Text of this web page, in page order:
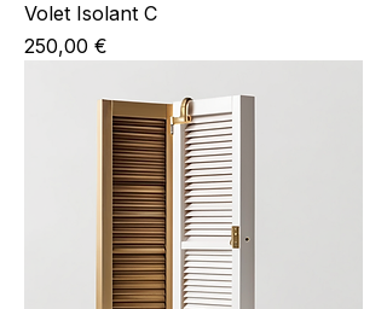
Volet Isolant C
Prix
250,00 €